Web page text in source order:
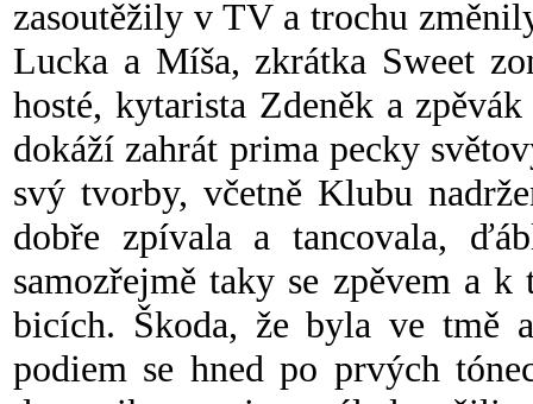
zasoutěžily v TV a trochu
Lucka a Míša, zkrátka Sweet
hosté, kytarista Zdeněk a
dokáží zahrát prima pecky
svý tvorby, včetně Klubu
dobře zpívala a tancovala,
samozřejmě taky se zpěvem a
bicích. Škoda, že byla ve tmě
podiem se hned po prvých